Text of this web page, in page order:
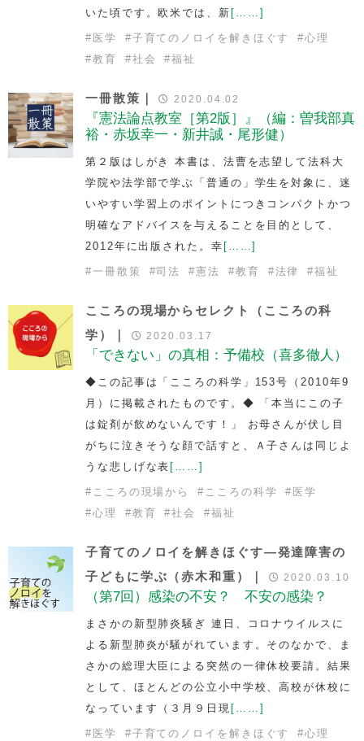
いた頃です。欧米では、新 [……]
# 医学 #子育てのノロイを解きほぐす #心理
#教育 #社会 #福祉
一冊散策｜ 2020.04.02
『憲法論点教室［第2版］』（編：曽我部真
裕・赤坂幸一・新井誠・尾形健）
第２版はしがき 本書は、法曹を志望して法科大
学院や法学部で学ぶ「普通の」学生を対象に、迷
いやすい学習上のポイントにつきコンパクトかつ
明確なアドバイスを与えることを目的として、
2012年に出版された。幸 [……]
# 一冊散策 #司法 #憲法 #教育 #法律 #福祉
こころの現場からセレクト（こころの科
学）｜
2020.03.17
「できない」の真相：予備校（喜多徹人）
◆この記事は「こころの科学」153号（2010年9
月）に掲載されたものです。◆ 「本当にこの子
は錠剤が飲めないんです！」 お母さんが伏し目
がちに泣きそうな顔で話すと、Ａ子さんは同じよ
うな悲しげな表 [……]
# こころの現場から # こころの科学 # 医学
#心理 #教育 #社会 #福祉
子育てのノロイを解きほぐす―発達障害の
子どもに学ぶ（赤木和重）｜
2020.03.10
（第7回）感染の不安？ 不安の感染？
まさかの新型肺炎騒ぎ 連日、コロナウイルスに
よる新型肺炎が騒がれています。そのなかで、ま
さかの総理大臣による突然の一律休校要請。結果
として、ほとんどの公立小中学校、高校が休校に
なっています（３月９日現 [……]
# 医学 #子育てのノロイを解きほぐす #心理